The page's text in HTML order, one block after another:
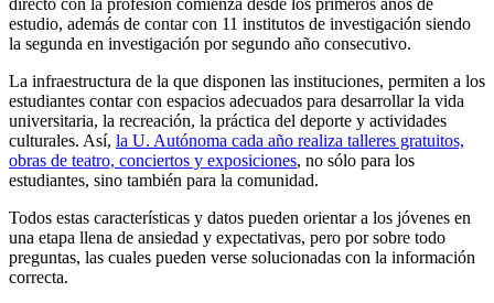
estudio, además de contar con 11 institutos de investigación siendo
la segunda en investigación por segundo año consecutivo.
La infraestructura de la que disponen las instituciones, permiten a los
estudiantes contar con espacios adecuados para desarrollar la vida
universitaria, la recreación, la práctica del deporte y actividades
culturales. Así, la U. Autónoma cada año realiza talleres gratuitos,
obras de teatro, conciertos y exposiciones, no sólo para los
estudiantes, sino también para la comunidad.
Todos estas características y datos pueden orientar a los jóvenes en
una etapa llena de ansiedad y expectativas, pero por sobre todo
preguntas, las cuales pueden verse solucionadas con la información
correcta.